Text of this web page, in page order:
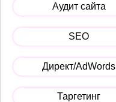
Аудит сайта
SEO
Директ/AdWords
Таргетинг